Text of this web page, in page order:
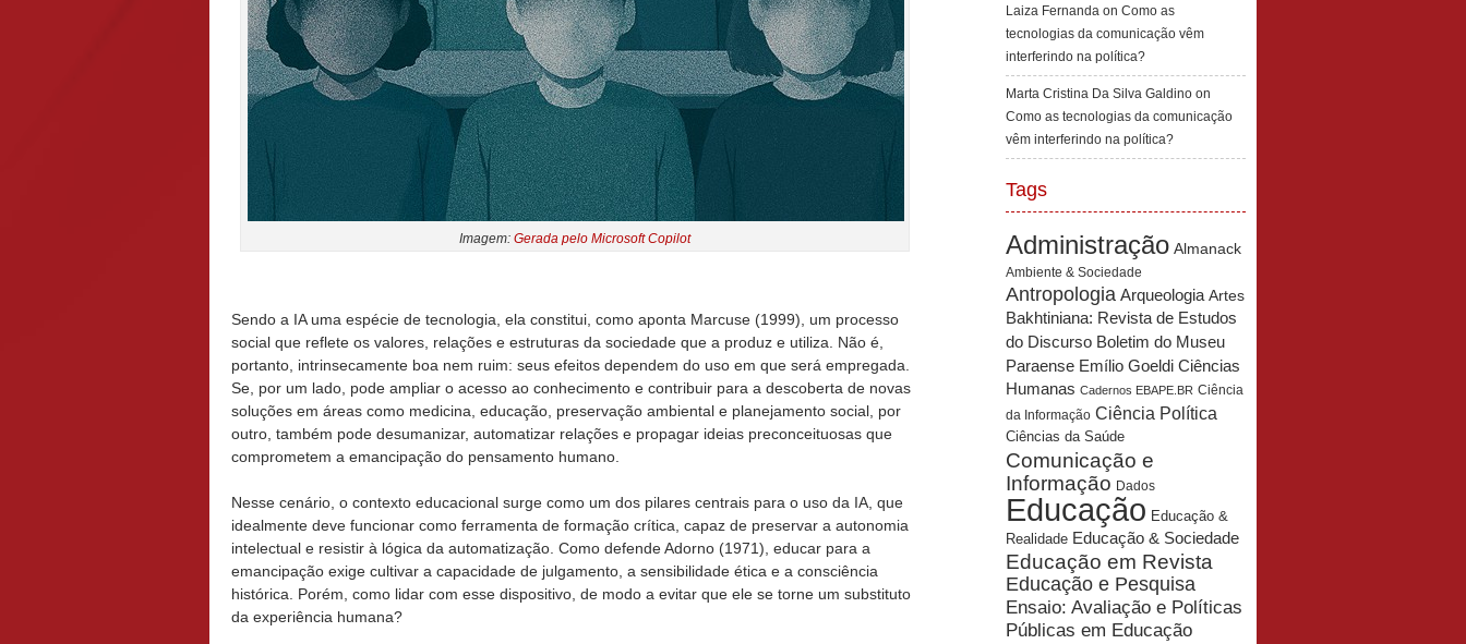
Imagem: Gerada pelo Microsoft Copilot
Sendo a IA uma espécie de tecnologia, ela constitui, como aponta Marcuse (1999), um processo
social que reflete os valores, relações e estruturas da sociedade que a produz e utiliza. Não é,
portanto, intrinsecamente boa nem ruim: seus efeitos dependem do uso em que será empregada.
Se, por um lado, pode ampliar o acesso ao conhecimento e contribuir para a descoberta de novas
soluções em áreas como medicina, educação, preservação ambiental e planejamento social, por
outro, também pode desumanizar, automatizar relações e propagar ideias preconceituosas que
comprometem a emancipação do pensamento humano.
Nesse cenário, o contexto educacional surge como um dos pilares centrais para o uso da IA, que
idealmente deve funcionar como ferramenta de formação crítica, capaz de preservar a autonomia
intelectual e resistir à lógica da automatização. Como defende Adorno (1971), educar para a
emancipação exige cultivar a capacidade de julgamento, a sensibilidade ética e a consciência
histórica. Porém, como lidar com esse dispositivo, de modo a evitar que ele se torne um substituto
da experiência humana?
Laiza Fernanda on Como as
tecnologias da comunicação vêm
interferindo na política?
Marta Cristina Da Silva Galdino on
Como as tecnologias da comunicação
vêm interferindo na política?
Tags
Administração Almanack
Ambiente & Sociedade
Antropologia Arqueologia Artes
Bakhtiniana: Revista de Estudos
do Discurso Boletim do Museu
Paraense Emílio Goeldi Ciências
Humanas Cadernos EBAPE.BR Ciência
da Informação Ciência Política
Ciências da Saúde
Comunicação e
Informação Dados
Educação Educação &
Realidade Educação & Sociedade
Educação em Revista
Educação e Pesquisa
Ensaio: Avaliação e Políticas
Públicas em Educação